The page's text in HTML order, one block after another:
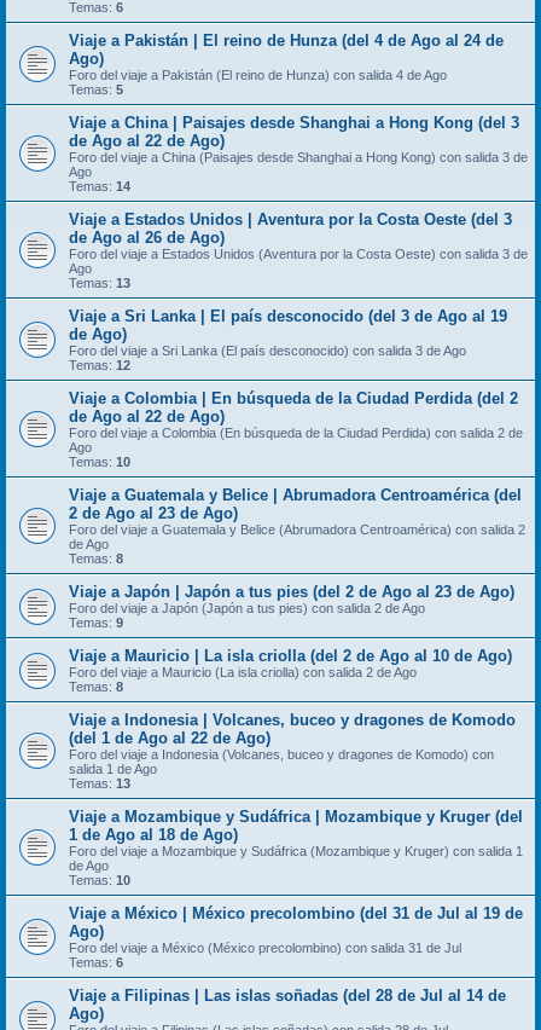
Temas: 6
Viaje a Pakistán | El reino de Hunza (del 4 de Ago al 24 de
Ago)
Foro del viaje a Pakistán (El reino de Hunza) con salida 4 de Ago
Temas: 5
Viaje a China | Paisajes desde Shanghai a Hong Kong (del 3
de Ago al 22 de Ago)
Foro del viaje a China (Paisajes desde Shanghai a Hong Kong) con salida 3 de
Ago
Temas: 14
Viaje a Estados Unidos | Aventura por la Costa Oeste (del 3
de Ago al 26 de Ago)
Foro del viaje a Estados Unidos (Aventura por la Costa Oeste) con salida 3 de
Ago
Temas: 13
Viaje a Sri Lanka | El país desconocido (del 3 de Ago al 19
de Ago)
Foro del viaje a Sri Lanka (El país desconocido) con salida 3 de Ago
Temas: 12
Viaje a Colombia | En búsqueda de la Ciudad Perdida (del 2
de Ago al 22 de Ago)
Foro del viaje a Colombia (En búsqueda de la Ciudad Perdida) con salida 2 de
Ago
Temas: 10
Viaje a Guatemala y Belice | Abrumadora Centroamérica (del
2 de Ago al 23 de Ago)
Foro del viaje a Guatemala y Belice (Abrumadora Centroamérica) con salida 2
de Ago
Temas: 8
Viaje a Japón | Japón a tus pies (del 2 de Ago al 23 de Ago)
Foro del viaje a Japón (Japón a tus pies) con salida 2 de Ago
Temas: 9
Viaje a Mauricio | La isla criolla (del 2 de Ago al 10 de Ago)
Foro del viaje a Mauricio (La isla criolla) con salida 2 de Ago
Temas: 8
Viaje a Indonesia | Volcanes, buceo y dragones de Komodo
(del 1 de Ago al 22 de Ago)
Foro del viaje a Indonesia (Volcanes, buceo y dragones de Komodo) con
salida 1 de Ago
Temas: 13
Viaje a Mozambique y Sudáfrica | Mozambique y Kruger (del
1 de Ago al 18 de Ago)
Foro del viaje a Mozambique y Sudáfrica (Mozambique y Kruger) con salida 1
de Ago
Temas: 10
Viaje a México | México precolombino (del 31 de Jul al 19 de
Ago)
Foro del viaje a México (México precolombino) con salida 31 de Jul
Temas: 6
Viaje a Filipinas | Las islas soñadas (del 28 de Jul al 14 de
Ago)